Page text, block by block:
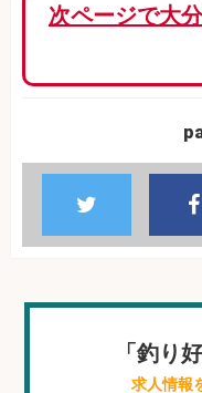
次ページで大
「釣り
求人情報